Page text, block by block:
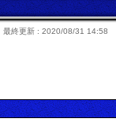
最終更新 : 2020/08/31 14:58